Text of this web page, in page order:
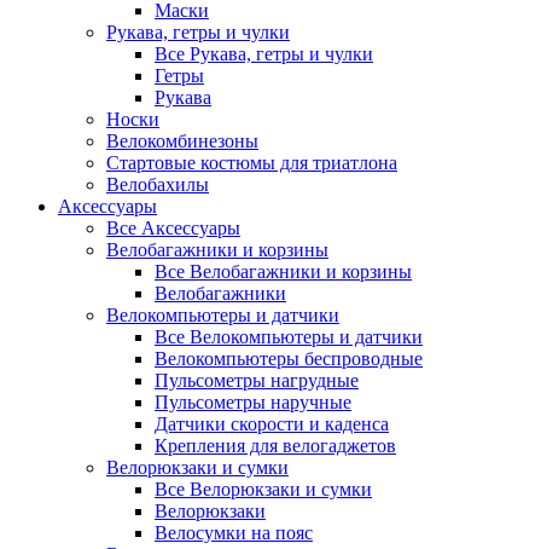
Маски
Рукава, гетры и чулки
Все Рукава, гетры и чулки
Гетры
Рукава
Носки
Велокомбинезоны
Стартовые костюмы для триатлона
Велобахилы
Аксессуары
Все Аксессуары
Велобагажники и корзины
Все Велобагажники и корзины
Велобагажники
Велокомпьютеры и датчики
Все Велокомпьютеры и датчики
Велокомпьютеры беспроводные
Пульсометры нагрудные
Пульсометры наручные
Датчики скорости и каденса
Крепления для велогаджетов
Велорюкзаки и сумки
Все Велорюкзаки и сумки
Велорюкзаки
Велосумки на пояс